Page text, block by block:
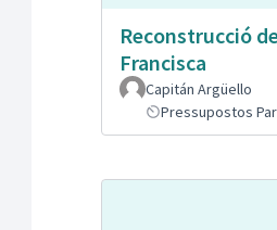
Reconstrucció
Francisca
Capitán Argüello
Pressupostos